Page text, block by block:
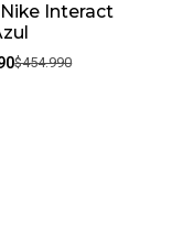
Interact
$454.990